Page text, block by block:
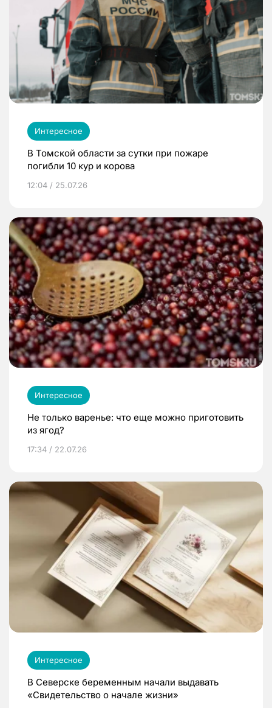
Интересное
В Томской области за сутки при пожаре
погибли 10 кур и корова
12:04 / 25.07.26
Интересное
Не только варенье: что еще можно приготовить
из ягод?
17:34 / 22.07.26
Интересное
В Северске беременным начали выдавать
«Свидетельство о начале жизни»